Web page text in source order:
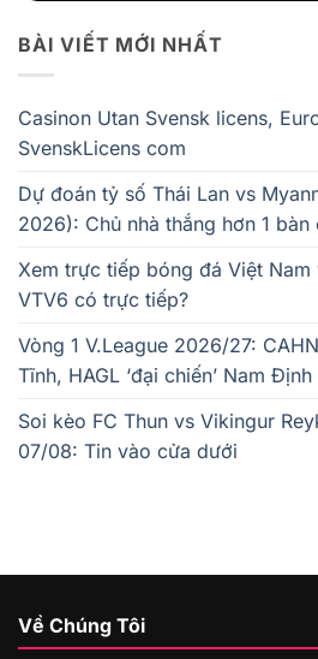
BÀI VIẾT MỚI NHẤT
Casinon Utan Svensk licens,
SvenskLicens com
Dự đoán tỷ số Thái Lan vs
2026): Chủ nhà thắng hơn 1 bàn
Xem trực tiếp bóng đá Việt Nam
VTV6 có trực tiếp?
Vòng 1 V.League 2026/27:
Tĩnh, HAGL ‘đại chiến’ Nam Định
Soi kèo FC Thun vs Vikingur
07/08: Tin vào cửa dưới
Về Chúng Tôi